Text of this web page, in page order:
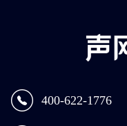
400-622-1776